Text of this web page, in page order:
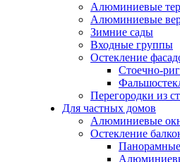
Алюминиевые
Алюминиевые
Зимние сады
Входные группы
Остекление
Стоечно-
Перегородки из
Для частных домов
Алюминиевые
Остекление